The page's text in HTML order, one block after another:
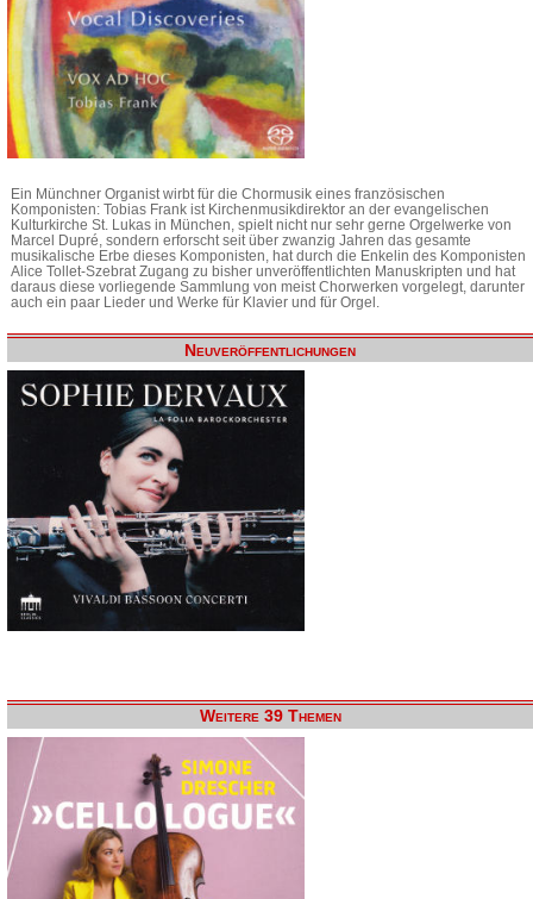
Ein Münchner Organist wirbt für die Chormusik eines französischen
Komponisten: Tobias Frank ist Kirchenmusikdirektor an der evangelischen
Kulturkirche St. Lukas in München, spielt nicht nur sehr gerne Orgelwerke von
Marcel Dupré, sondern erforscht seit über zwanzig Jahren das gesamte
musikalische Erbe dieses Komponisten, hat durch die Enkelin des Komponisten
Alice Tollet-Szebrat Zugang zu bisher unveröffentlichten Manuskripten und hat
daraus diese vorliegende Sammlung von meist Chorwerken vorgelegt, darunter
auch ein paar Lieder und Werke für Klavier und für Orgel.
Neuveröffentlichungen
Weitere 39 Themen